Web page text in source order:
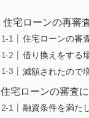
住宅ローンの再審
住宅ローンの審
借り換えをする
減額されたので
住宅ローンの審査
融資条件を満た